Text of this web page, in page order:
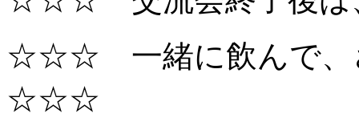
☆☆☆ 一緒に飲んで、
☆☆☆